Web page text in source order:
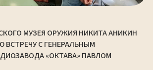
МУЗЕЯ ОРУЖИЯ НИКИТА АНИКИН
ВСТРЕЧУ С ГЕНЕРАЛЬНЫМ
«ОКТАВА» ПАВЛОМ